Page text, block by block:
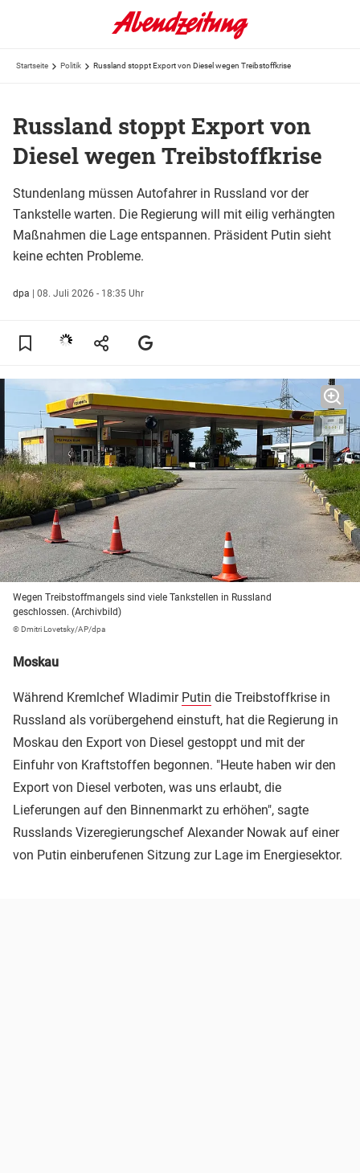
Startseite Politik Russland stoppt Export von Diesel wegen Treibstoffkrise
Russland stoppt Export von
Diesel wegen Treibstoffkrise
Stundenlang müssen Autofahrer in Russland vor der
Tankstelle warten. Die Regierung will mit eilig verhängten
Maßnahmen die Lage entspannen. Präsident Putin sieht
keine echten Probleme.
dpa | 08. Juli 2026 - 18:35 Uhr
Wegen Treibstoffmangels sind viele Tankstellen in Russland
geschlossen. (Archivbild)
© Dmitri Lovetsky/AP/dpa
Moskau
Während Kremlchef Wladimir Putin die Treibstoffkrise in
Russland als vorübergehend einstuft, hat die Regierung in
Moskau den Export von Diesel gestoppt und mit der
Einfuhr von Kraftstoffen begonnen. "Heute haben wir den
Export von Diesel verboten, was uns erlaubt, die
Lieferungen auf den Binnenmarkt zu erhöhen", sagte
Russlands Vizeregierungschef Alexander Nowak auf einer
von Putin einberufenen Sitzung zur Lage im Energiesektor.